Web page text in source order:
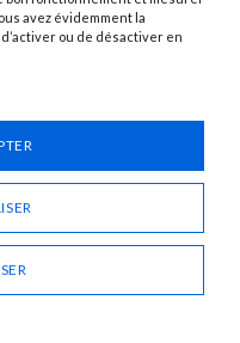
- FR-25460 ÉTUPES
Vimeo
avez évidemment la
ou de désactiver en